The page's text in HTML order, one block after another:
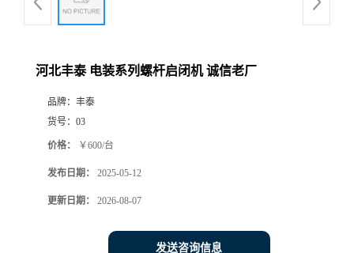
河北丰泰 电装系列螺杆启闭机 诚信老厂
品牌： 丰泰
货号： 03
价格： ￥600/台
发布日期： 2025-05-12
更新日期： 2026-08-07
发送咨询信息